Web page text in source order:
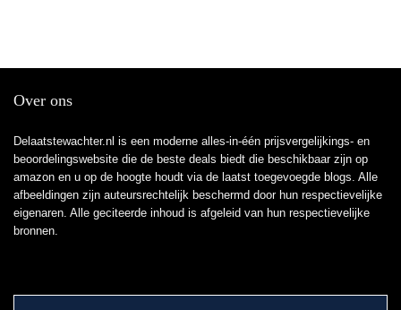
Over ons
Delaatstewachter.nl is een moderne alles-in-één prijsvergelijkings- en
beoordelingswebsite die de beste deals biedt die beschikbaar zijn op
amazon en u op de hoogte houdt via de laatst toegevoegde blogs. Alle
afbeeldingen zijn auteursrechtelijk beschermd door hun respectievelijke
eigenaren. Alle geciteerde inhoud is afgeleid van hun respectievelijke
bronnen.